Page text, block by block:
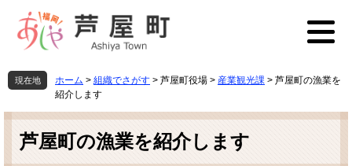
先
頭
を
飛
現在地 ホーム > 組織でさがす > 芦屋町役場 > 産業観光課 > 芦屋町の漁業を
紹介します
本
芦屋町の漁業を紹介します